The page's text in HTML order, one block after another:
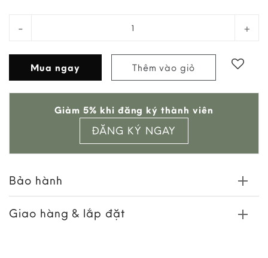
Mua ngay Thêm vào giỏ
wishlist
Giảm 5% khi đăng ký thành viên
ĐĂNG KÝ NGAY
Bảo hành
Giao hàng & lắp đặt